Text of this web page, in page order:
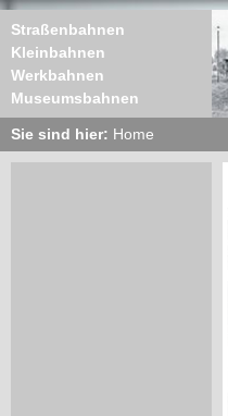
Straßenbahnen
Kleinbahnen
Werkbahnen
Museumsbahnen
Sie sind hier: Home